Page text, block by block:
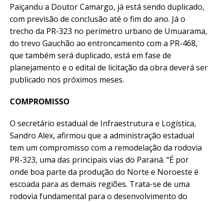
Paiçandu a Doutor Camargo, já está sendo duplicado,
com previsão de conclusão até o fim do ano. Já o
trecho da PR-323 no perímetro urbano de Umuarama,
do trevo Gauchão ao entroncamento com a PR-468,
que também será duplicado, está em fase de
planejamento e o edital de licitação da obra deverá ser
publicado nos próximos meses.
COMPROMISSO
O secretário estadual de Infraestrutura e Logística,
Sandro Alex, afirmou que a administração estadual
tem um compromisso com a remodelação da rodovia
PR-323, uma das principais vias do Paraná. “É por
onde boa parte da produção do Norte e Noroeste é
escoada para as demais regiões. Trata-se de uma
rodovia fundamental para o desenvolvimento do